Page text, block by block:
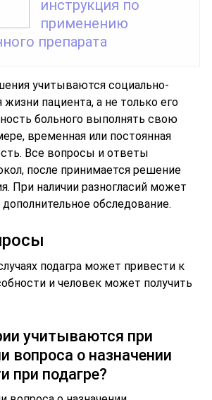
инструкция по
применению
препарата
учитываются социально-
пациента, а не только его
больного выполнять свою
временная или постоянная
Все вопросы и ответы
после принимается решение
При наличии разногласий может
обследование.
подагра может привести к
и человек может получить
учитываются при
вопроса о назначении
при подагре?